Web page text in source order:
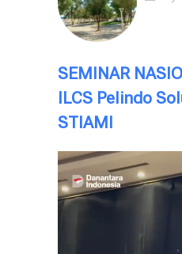
SEMINAR
ILCS Pelindo
STIAMI